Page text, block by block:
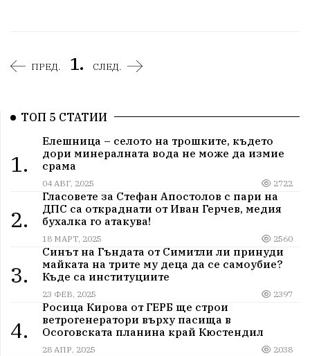
ПРЕД. 1. СЛЕД.
ТОП 5 СТАТИИ
1.
Елешница – селото на трошките, където
дори минералната вода не може да измие
срама
04 АВГ, 2025 2722
2.
Гласовете за Стефан Апостолов с пари на
ДПС са откраднати от Иван Герчев, медия
бухалка го атакува!
18 МАРТ, 2025 2560
3.
Синът на Гъндата от Симитли ли принуди
майката на трите му деца да се самоубие?
Къде са институциите
23 ФЕВ, 2025 2397
4.
Росица Кирова от ГЕРБ ще строи
ветрогенератори върху пасища в
Осоговската планина край Кюстендил
28 АПР, 2025 2038